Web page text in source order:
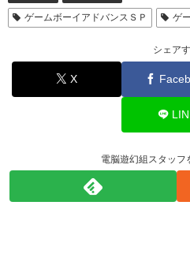
ゲームボーイアドバンスＳＰ ゲ
シェア
X
電脳遊幻組スタッフ